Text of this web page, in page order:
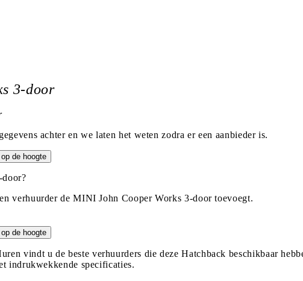
3-door
achter en we laten het weten zodra er een aanbieder is.
de hoogte
door?
verhuurder de MINI John Cooper Works 3-door toevoegt.
de hoogte
vindt u de beste verhuurders die deze Hatchback beschikbaar
indrukwekkende specificaties.